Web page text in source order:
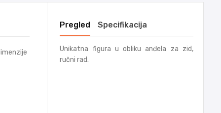
Pregled Specifikacija
Unikatna figura u obliku anđela za zid,
ručni rad.